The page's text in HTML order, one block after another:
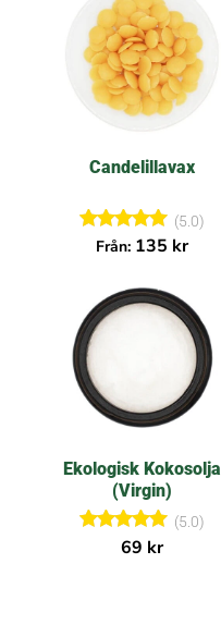
Candelillavax
Betygsatt
(5.0)
Från: 135 kr
Ekologisk Kokosolja
(Virgin)
Betygsatt
5.00
(5.0)
69 kr